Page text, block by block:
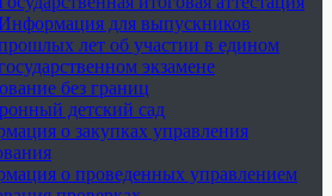
для выпускников
лет об участии в едином
экзамене
без границ
детский сад
о закупках управления
о проведенных управлением